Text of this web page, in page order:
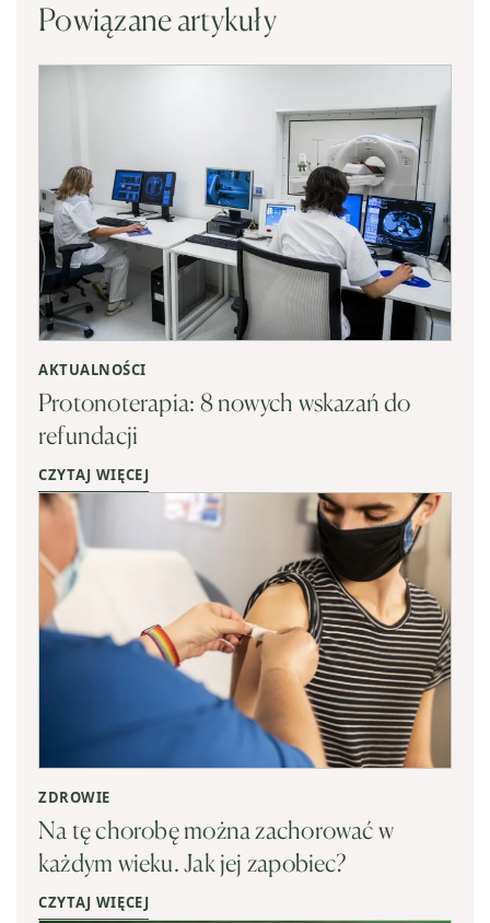
Powiązane artykuły
AKTUALNOŚCI
Protonoterapia: 8 nowych wskazań do
refundacji
CZYTAJ WIĘCEJ
ZDROWIE
Na tę chorobę można zachorować w
każdym wieku. Jak jej zapobiec?
CZYTAJ WIĘCEJ